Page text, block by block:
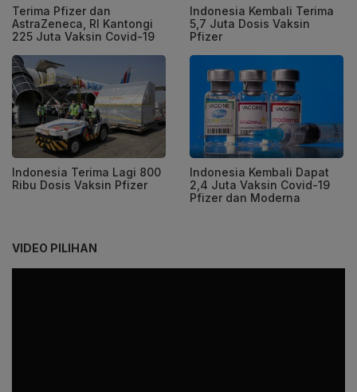
Terima Pfizer dan
AstraZeneca, RI Kantongi
225 Juta Vaksin Covid-19
Indonesia Kembali Terima
5,7 Juta Dosis Vaksin
Pfizer
Indonesia Terima Lagi 800
Ribu Dosis Vaksin Pfizer
Indonesia Kembali Dapat
2,4 Juta Vaksin Covid-19
Pfizer dan Moderna
VIDEO PILIHAN